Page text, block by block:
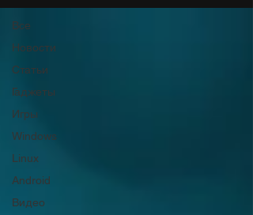
Все
Новости
Статьи
Гаджеты
Игры
Windows
Linux
Android
Видео